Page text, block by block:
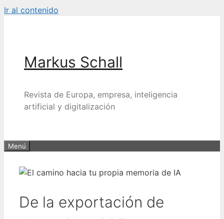
Ir al contenido
Markus Schall
Revista de Europa, empresa, inteligencia
artificial y digitalización
Menú
De la exportación de